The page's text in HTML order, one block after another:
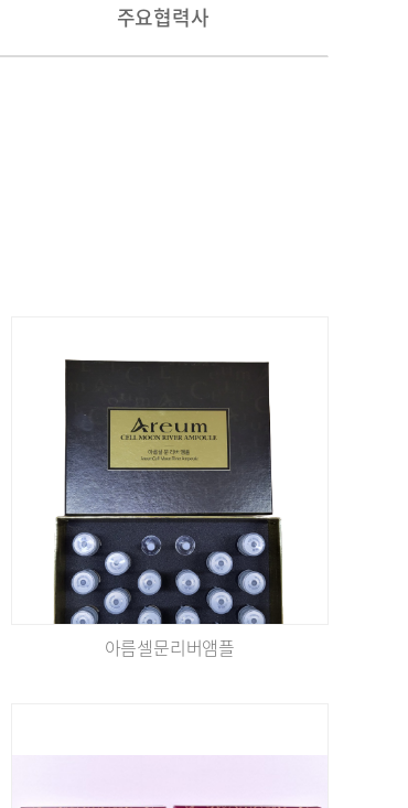
주요협력사
아름셀문리버앰플